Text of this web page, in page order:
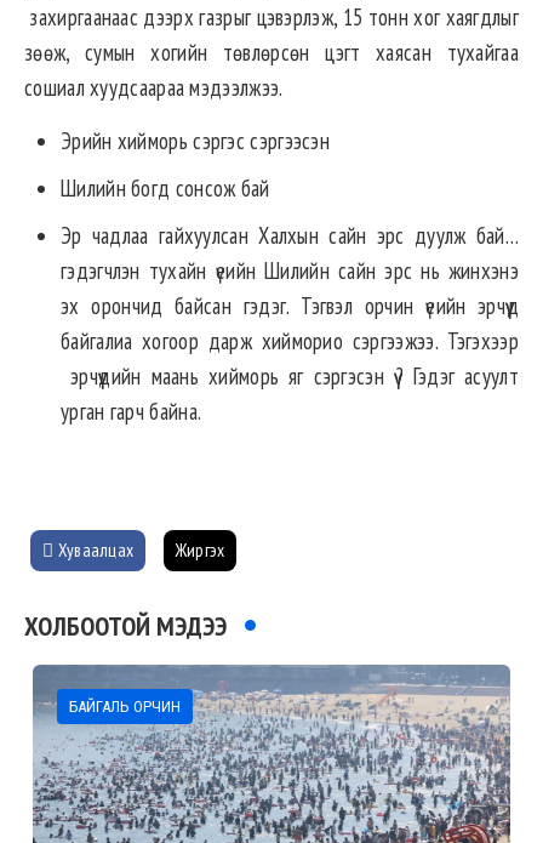
захиргаанаас дээрх газрыг цэвэрлэж, 15 тонн хог хаягдлыг
зөөж, сумын хогийн төвлөрсөн цэгт хаясан тухайгаа
сошиал хуудсаараа мэдээлжээ.
Эрийн хийморь сэргэс сэргээсэн
Шилийн богд сонсож бай
Эр чадлаа гайхуулсан Халхын сайн эрс дуулж бай…
гэдэгчлэн тухайн үеийн Шилийн сайн эрс нь жинхэнэ
эх орончид байсан гэдэг. Тэгвэл орчин үеийн эрчүүд
байгалиа хогоор дарж хийморио сэргээжээ. Тэгэхээр
эрчүүдийн маань хийморь яг сэргэсэн үү? Гэдэг асуулт
урган гарч байна.
Хуваалцах Жиргэх
ХОЛБООТОЙ МЭДЭЭ
БАЙГАЛЬ ОРЧИН